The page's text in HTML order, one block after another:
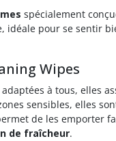
spécialement
idéale pour se sentir
Wipes
à tous, elles
sensibles, elles
de les emporter
de fraîcheur.